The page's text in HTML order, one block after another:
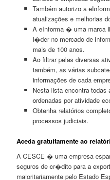
Também autorizo a
atualizações e melhorias
A eInforma � uma marca
l�der no mercado de
mais de 100 anos.
Ao filtrar pelas diversas
também, as várias
informações de cada
Nesta lista encontra todas
ordenadas por atividade
Obtenha relatórios
processos judiciais.
Aceda gratuitamente ao
A CESCE � uma empresa
seguros de cr�dito para a
maioritariamente pelo Estado